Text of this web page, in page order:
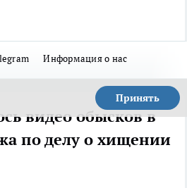
Информация о нас
Принять
видео обысков в
по делу о хищении